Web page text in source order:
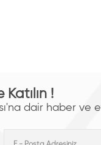
!
dair haber